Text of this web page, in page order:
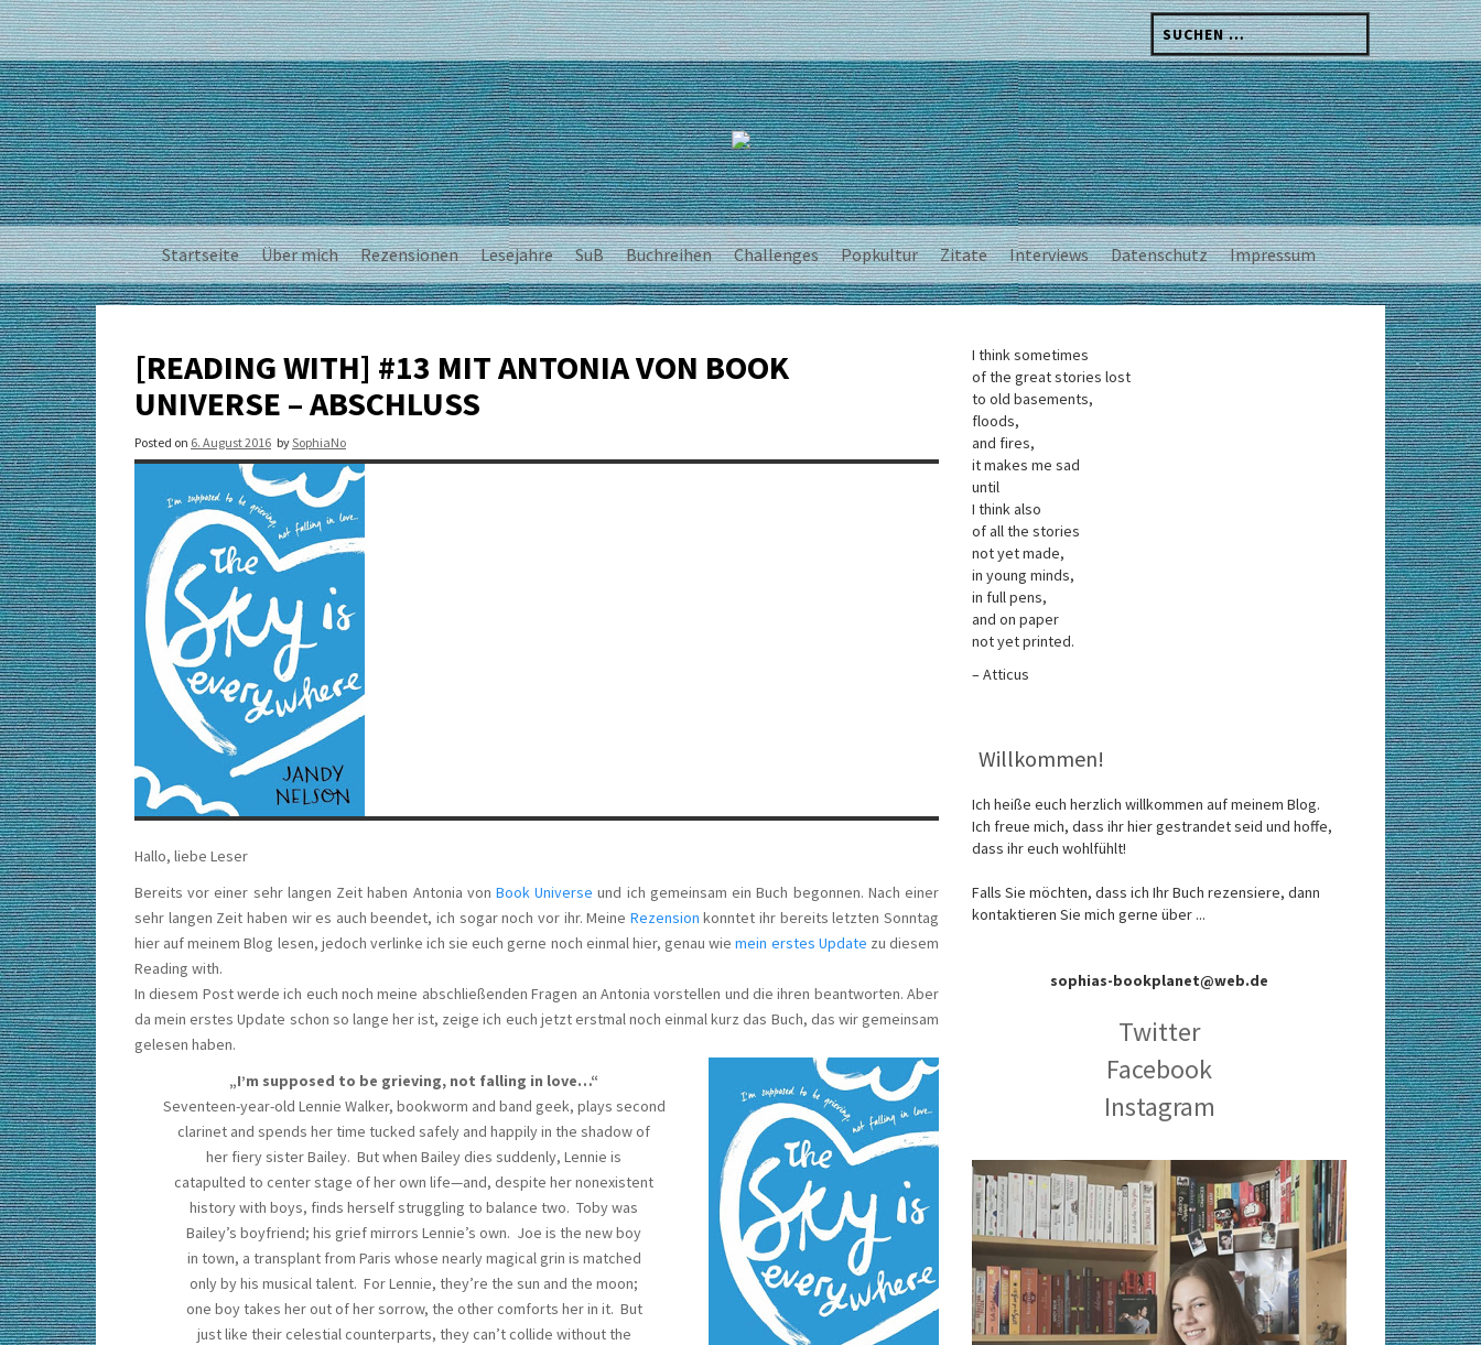
Skip
to
content
Suchen
nach:
Startseite Über mich Rezensionen Lesejahre SuB Buchreihen Challenges Popkultur Zitate Interviews Datenschutz Impressum
[READING WITH] #13 MIT ANTONIA VON BOOK
UNIVERSE – ABSCHLUSS
Posted on 6. August 2016 bySophiaNo
Hallo, liebe Leser
Bereits vor einer sehr langen Zeit haben Antonia von Book Universe und ich gemeinsam ein Buch begonnen. Nach einer
sehr langen Zeit haben wir es auch beendet, ich sogar noch vor ihr. Meine Rezension konntet ihr bereits letzten Sonntag
hier auf meinem Blog lesen, jedoch verlinke ich sie euch gerne noch einmal hier, genau wiemein erstes Update zu diesem
Reading with.
In diesem Post werde ich euch noch meine abschließenden Fragen an Antonia vorstellen und die ihren beantworten. Aber
da mein erstes Update schon so lange her ist, zeige ich euch jetzt erstmal noch einmal kurz das Buch, das wir gemeinsam
gelesen haben.
„I’m supposed to be grieving, not falling in love…“
Seventeen-year-old Lennie Walker, bookworm and band geek, plays second
clarinet and spends her time tucked safely and happily in the shadow of
her fiery sister Bailey. But when Bailey dies suddenly, Lennie is
catapulted to center stage of her own life—and, despite her nonexistent
history with boys, finds herself struggling to balance two. Toby was
Bailey’s boyfriend; his grief mirrors Lennie’s own. Joe is the new boy
in town, a transplant from Paris whose nearly magical grin is matched
only by his musical talent. For Lennie, they’re the sun and the moon;
one boy takes her out of her sorrow, the other comforts her in it. But
just like their celestial counterparts, they can’t collide without the
I think sometimes
of the great stories lost
to old basements,
floods,
and fires,
it makes me sad
until
I think also
of all the stories
not yet made,
in young minds,
in full pens,
and on paper
not yet printed.
– Atticus
Willkommen!
Ich heiße euch herzlich willkommen auf meinem Blog.
Ich freue mich, dass ihr hier gestrandet seid und hoffe,
dass ihr euch wohlfühlt!
Falls Sie möchten, dass ich Ihr Buch rezensiere, dann
kontaktieren Sie mich gerne über ...
sophias-bookplanet@web.de
Twitter
Facebook
Instagram